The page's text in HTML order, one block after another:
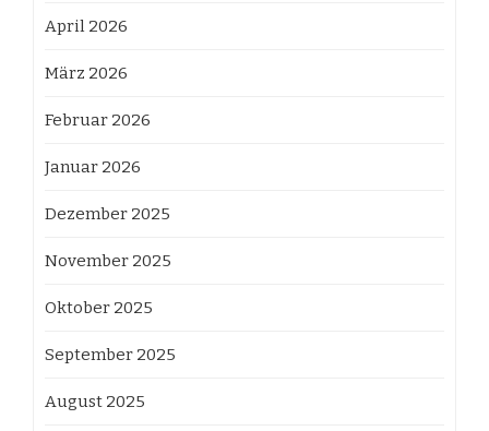
April 2026
März 2026
Februar 2026
Januar 2026
Dezember 2025
November 2025
Oktober 2025
September 2025
August 2025